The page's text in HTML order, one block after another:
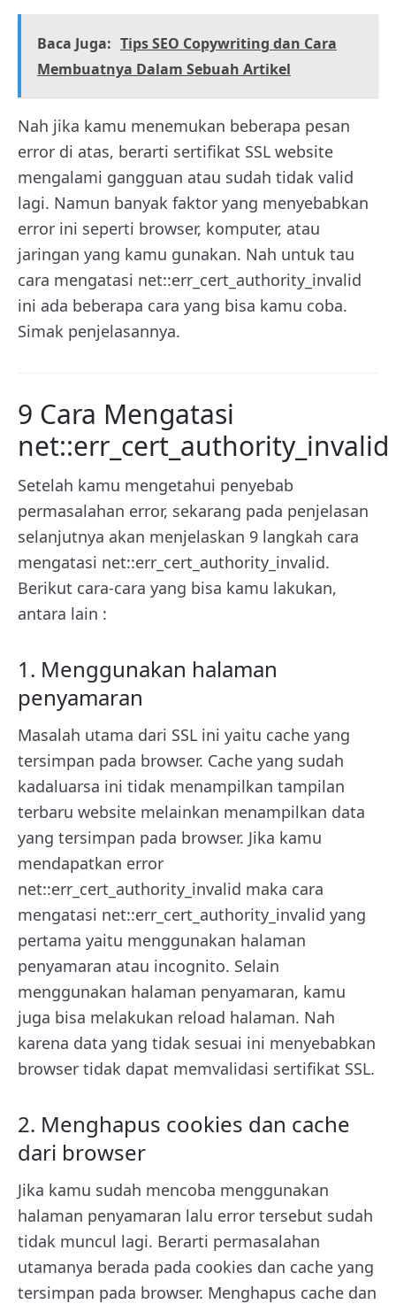
Baca Juga: Tips SEO Copywriting dan Cara
Membuatnya Dalam Sebuah Artikel
Nah jika kamu menemukan beberapa pesan
error di atas, berarti sertifikat SSL website
mengalami gangguan atau sudah tidak valid
lagi. Namun banyak faktor yang menyebabkan
error ini seperti browser, komputer, atau
jaringan yang kamu gunakan. Nah untuk tau
cara mengatasi net::err_cert_authority_invalid
ini ada beberapa cara yang bisa kamu coba.
Simak penjelasannya.
9 Cara Mengatasi
net::err_cert_authority_invalid
Setelah kamu mengetahui penyebab
permasalahan error, sekarang pada penjelasan
selanjutnya akan menjelaskan 9 langkah cara
mengatasi net::err_cert_authority_invalid.
Berikut cara-cara yang bisa kamu lakukan,
antara lain :
1. Menggunakan halaman
penyamaran
Masalah utama dari SSL ini yaitu cache yang
tersimpan pada browser. Cache yang sudah
kadaluarsa ini tidak menampilkan tampilan
terbaru website melainkan menampilkan data
yang tersimpan pada browser. Jika kamu
mendapatkan error
net::err_cert_authority_invalid maka cara
mengatasi net::err_cert_authority_invalid yang
pertama yaitu menggunakan halaman
penyamaran atau incognito. Selain
menggunakan halaman penyamaran, kamu
juga bisa melakukan reload halaman. Nah
karena data yang tidak sesuai ini menyebabkan
browser tidak dapat memvalidasi sertifikat SSL.
2. Menghapus cookies dan cache
dari browser
Jika kamu sudah mencoba menggunakan
halaman penyamaran lalu error tersebut sudah
tidak muncul lagi. Berarti permasalahan
utamanya berada pada cookies dan cache yang
tersimpan pada browser. Menghapus cache dan